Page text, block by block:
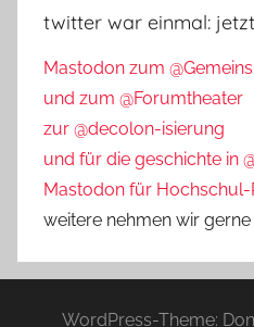
twitter war einmal:
Mastodon zum
und zum @Forumtheater
zur @decolon-isierung
und für die geschichte in
Mastodon für
weitere nehmen wir gerne
WordPress-Theme: